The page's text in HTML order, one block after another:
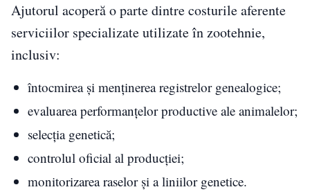
Ajutorul acoperă o parte dintre costurile aferente
serviciilor specializate utilizate în zootehnie,
inclusiv:
întocmirea și menținerea registrelor genealogice;
evaluarea performanțelor productive ale animalelor;
selecția genetică;
controlul oficial al producției;
monitorizarea raselor și a liniilor genetice.